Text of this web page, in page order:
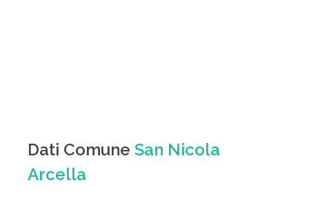
Dati Comune San Nicola
Arcella